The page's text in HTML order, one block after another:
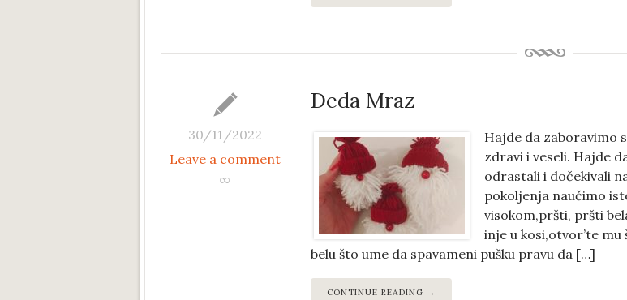
30/11/2022
Leave a comment
∞
Deda Mraz
Hajde da zaboravimo
zdravi i veseli. Hajde
odrastali i dočekivali
pokoljenja naučimo
visokom,pršti, pršti
inje u kosi,otvor’te
belu što ume da spavameni pušku pravu da […]
CONTINUE READING →